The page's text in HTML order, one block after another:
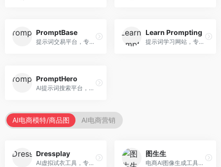
PromptBase
提示词交易平台，专注于高质量提示词买卖。面向AI创作者，提供提示词交易、模板购买、创作者收益等服务，提示词质量高。
Learn Prompting
提示词学习网站，专注于提示词工程教育。面向AI学习者，提供提示词教程、最佳实践、案例研究等资源，教学内容系统。
PromptHero
AI提示词搜索平台，整合多种AI工具提示词资源。面向AI创作者，提供提示词搜索、模板库、社区分享等服务，提示词资源丰富。
AI电商模特/商品图 AI电商营销
Dressplay
AI虚拟试衣工具，专注于服装电商体验。面向服装电商，提供虚拟试穿、尺码推荐、穿搭建议等服务，试衣体验真实。
图生生
电商AI图像生成工具，专注于商品图创作。面向电商卖家，提供商品图生成、背景替换、批量处理等服务，商品图质量高。